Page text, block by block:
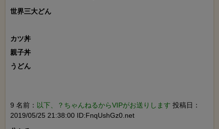
世界三大どん
カツ丼
親子丼
うどん
9 名前： 以下、？ちゃんねるからVIPがお送りします 投稿日：
2019/05/25 21:38:00 ID:FnqUshGz0.net